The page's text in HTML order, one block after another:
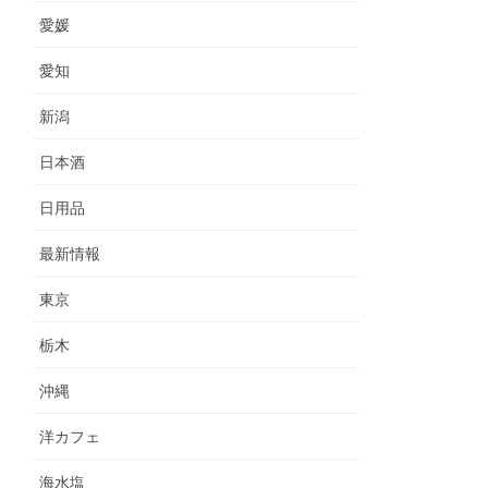
愛媛
愛知
新潟
日本酒
日用品
最新情報
東京
栃木
沖縄
洋カフェ
海水塩